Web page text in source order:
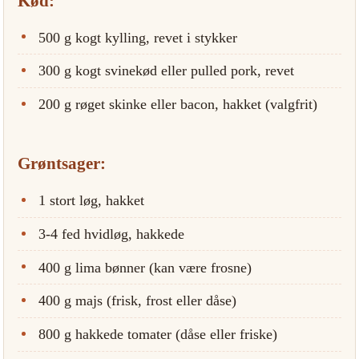
500 g kogt kylling, revet i stykker
300 g kogt svinekød eller pulled pork, revet
200 g røget skinke eller bacon, hakket (valgfrit)
Grøntsager:
1 stort løg, hakket
3-4 fed hvidløg, hakkede
400 g lima bønner (kan være frosne)
400 g majs (frisk, frost eller dåse)
800 g hakkede tomater (dåse eller friske)